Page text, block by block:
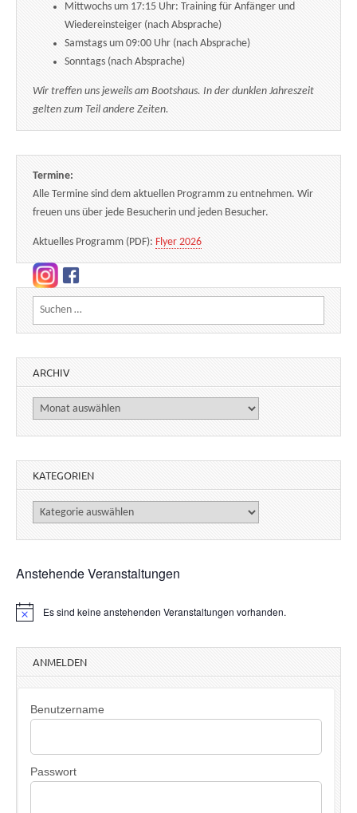
Mittwochs um 17:15 Uhr: Training für Anfänger und
Wiedereinsteiger (nach Absprache)
Samstags um 09:00 Uhr (nach Absprache)
Sonntags (nach Absprache)
Wir treffen uns jeweils am Bootshaus. In der dunklen Jahreszeit
gelten zum Teil andere Zeiten.
Termine:
Alle Termine sind dem aktuellen Programm zu entnehmen. Wir
freuen uns über jede Besucherin und jeden Besucher.
Aktuelles Programm (PDF): Flyer 2026
Suchen nach:
ARCHIV
Archiv
KATEGORIEN
Kategorien
Anstehende Veranstaltungen
H
i
Es sind keine anstehenden Veranstaltungen vorhanden.
ANMELDEN
Benutzername
Passwort